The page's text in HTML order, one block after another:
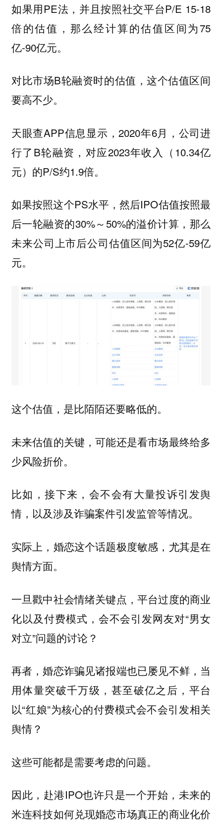
如果用PE法，并且按照社交平台P/E 15-18
倍的估值，那么经计算的估值区间为75
亿-90亿元。
对比市场B轮融资时的估值 ，这个估值区间
要高不少。
天眼查APP信息显示，2020年6月，公司进
行了B轮融资，对应2023年收入（10.34亿
元）的P/S约1.9倍。
如果按照这个PS水平，然后IPO估值按照最
后一轮融资的30%～50%的溢价计算，那么
未来公司上市后公司估值区间为52亿-59亿
元。
这个估值， 是比陌陌还要略低的。
未来估值的关键，可能还是看市场最终给多
少风险折价。
比如，接下来，会不会有大量投诉引发舆
情，以及涉及诈骗案件引发监管等情况。
实际上，婚恋这个话题极度敏感，尤其是在
舆情方面。
一旦戳中社会情绪关键点，平台过度的商业
化以及付费模式，会不会引发网友对“男女
对立”问题的讨论？
再者，婚恋诈骗见诸报端也已屡见不鲜，当
用体量突破千万级，甚至破亿之后，平台
以“红娘”为核心的付费模式会不会引发相关
舆情？
这些可能都是需要考虑的问题。
因此，赴港IPO也许只是一个开始，未来的
米连科技如何兑现婚恋市场真正的商业化价